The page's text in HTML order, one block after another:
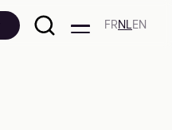
FRNL EN